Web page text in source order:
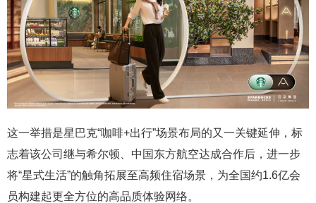
这一举措是星巴克“咖啡+出行”场景布局的又一关键延伸，标
志着该公司继与希尔顿、中国东方航空达成合作后，进一步
将“星式生活”的触角拓展至高频住宿场景，为全国约1.6亿会
员构建起更全方位的高品质体验网络。